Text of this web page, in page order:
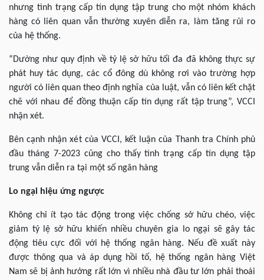
nhưng tình trạng cấp tín dụng tập trung cho một nhóm khách
hàng có liên quan vẫn thường xuyên diễn ra, làm tăng rủi ro
của hệ thống.
“Dường như quy định về tỷ lệ sở hữu tối đa đã không thực sự
phát huy tác dụng, các cổ đông dù không rơi vào trường hợp
người có liên quan theo định nghĩa của luật, vẫn có liên kết chặt
chẽ với nhau để đồng thuận cấp tín dụng rất tập trung”, VCCI
nhận xét.
Bên cạnh nhận xét của VCCI, kết luận của Thanh tra Chính phủ
đầu tháng 7-2023 cũng cho thấy tình trạng cấp tín dụng tập
trung vẫn diễn ra tại một số ngân hàng
Lo ngại hiệu ứng ngược
Không chỉ ít tạo tác động trong việc chống sở hữu chéo, việc
giảm tỷ lệ sở hữu khiến nhiều chuyên gia lo ngại sẽ gây tác
động tiêu cực đối với hệ thống ngân hàng. Nếu đề xuất này
được thông qua và áp dụng hồi tố, hệ thống ngân hàng Việt
Nam sẽ bị ảnh hưởng rất lớn vì nhiều nhà đầu tư lớn phải thoái